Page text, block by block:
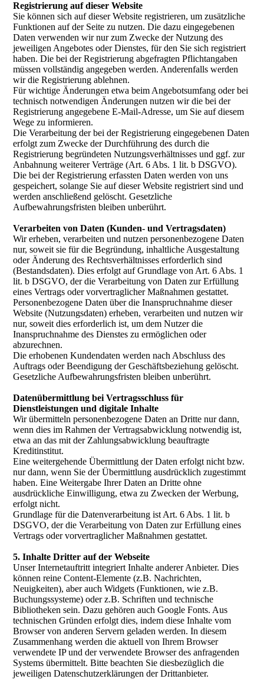
Registrierung auf dieser Website
Sie können sich auf dieser Website registrieren, um zusätzliche
Funktionen auf der Seite zu nutzen. Die dazu eingegebenen
Daten verwenden wir nur zum Zwecke der Nutzung des
jeweiligen Angebotes oder Dienstes, für den Sie sich registriert
haben. Die bei der Registrierung abgefragten Pflichtangaben
müssen vollständig angegeben werden. Anderenfalls werden
wir die Registrierung ablehnen.
Für wichtige Änderungen etwa beim Angebotsumfang oder bei
technisch notwendigen Änderungen nutzen wir die bei der
Registrierung angegebene E-Mail-Adresse, um Sie auf diesem
Wege zu informieren.
Die Verarbeitung der bei der Registrierung eingegebenen Daten
erfolgt zum Zwecke der Durchführung des durch die
Registrierung begründeten Nutzungsverhältnisses und ggf. zur
Anbahnung weiterer Verträge (Art. 6 Abs. 1 lit. b DSGVO).
Die bei der Registrierung erfassten Daten werden von uns
gespeichert, solange Sie auf dieser Website registriert sind und
werden anschließend gelöscht. Gesetzliche
Aufbewahrungsfristen bleiben unberührt.
Verarbeiten von Daten (Kunden- und Vertragsdaten)
Wir erheben, verarbeiten und nutzen personenbezogene Daten
nur, soweit sie für die Begründung, inhaltliche Ausgestaltung
oder Änderung des Rechtsverhältnisses erforderlich sind
(Bestandsdaten). Dies erfolgt auf Grundlage von Art. 6 Abs. 1
lit. b DSGVO, der die Verarbeitung von Daten zur Erfüllung
eines Vertrags oder vorvertraglicher Maßnahmen gestattet.
Personenbezogene Daten über die Inanspruchnahme dieser
Website (Nutzungsdaten) erheben, verarbeiten und nutzen wir
nur, soweit dies erforderlich ist, um dem Nutzer die
Inanspruchnahme des Dienstes zu ermöglichen oder
abzurechnen.
Die erhobenen Kundendaten werden nach Abschluss des
Auftrags oder Beendigung der Geschäftsbeziehung gelöscht.
Gesetzliche Aufbewahrungsfristen bleiben unberührt.
Datenübermittlung bei Vertragsschluss für
Dienstleistungen und digitale Inhalte
Wir übermitteln personenbezogene Daten an Dritte nur dann,
wenn dies im Rahmen der Vertragsabwicklung notwendig ist,
etwa an das mit der Zahlungsabwicklung beauftragte
Kreditinstitut.
Eine weitergehende Übermittlung der Daten erfolgt nicht bzw.
nur dann, wenn Sie der Übermittlung ausdrücklich zugestimmt
haben. Eine Weitergabe Ihrer Daten an Dritte ohne
ausdrückliche Einwilligung, etwa zu Zwecken der Werbung,
erfolgt nicht.
Grundlage für die Datenverarbeitung ist Art. 6 Abs. 1 lit. b
DSGVO, der die Verarbeitung von Daten zur Erfüllung eines
Vertrags oder vorvertraglicher Maßnahmen gestattet.
5. Inhalte Dritter auf der Webseite
Unser Internetauftritt integriert Inhalte anderer Anbieter. Dies
können reine Content-Elemente (z.B. Nachrichten,
Neuigkeiten), aber auch Widgets (Funktionen, wie z.B.
Buchungssysteme) oder z.B. Schriften und technische
Bibliotheken sein. Dazu gehören auch Google Fonts. Aus
technischen Gründen erfolgt dies, indem diese Inhalte vom
Browser von anderen Servern geladen werden. In diesem
Zusammenhang werden die aktuell von Ihrem Browser
verwendete IP und der verwendete Browser des anfragenden
Systems übermittelt. Bitte beachten Sie diesbezüglich die
jeweiligen Datenschutzerklärungen der Drittanbieter.